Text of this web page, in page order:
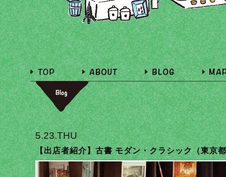
5.23.THU
【出店者紹介】古書 モダン・クラシック（東京